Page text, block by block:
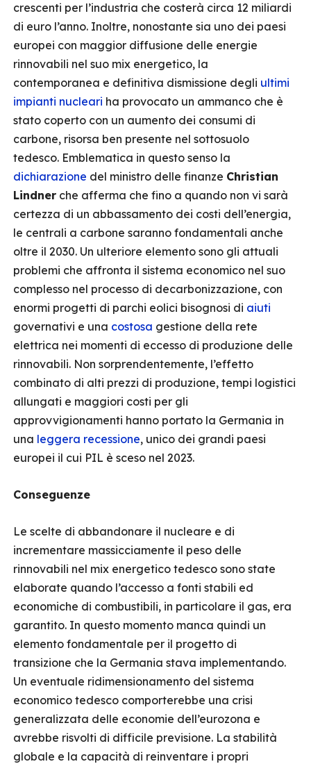
crescenti per l’industria che costerà circa 12 miliardi
di euro l’anno. Inoltre, nonostante sia uno dei paesi
europei con maggior diffusione delle energie
rinnovabili nel suo mix energetico, la
contemporanea e definitiva dismissione degli ultimi
impianti nucleari ha provocato un ammanco che è
stato coperto con un aumento dei consumi di
carbone, risorsa ben presente nel sottosuolo
tedesco. Emblematica in questo senso la
dichiarazione del ministro delle finanze Christian
Lindner che afferma che fino a quando non vi sarà
certezza di un abbassamento dei costi dell’energia,
le centrali a carbone saranno fondamentali anche
oltre il 2030. Un ulteriore elemento sono gli attuali
problemi che affronta il sistema economico nel suo
complesso nel processo di decarbonizzazione, con
enormi progetti di parchi eolici bisognosi di aiuti
governativi e una costosa gestione della rete
elettrica nei momenti di eccesso di produzione delle
rinnovabili. Non sorprendentemente, l’effetto
combinato di alti prezzi di produzione, tempi logistici
allungati e maggiori costi per gli
approvvigionamenti hanno portato la Germania in
una leggera recessione, unico dei grandi paesi
europei il cui PIL è sceso nel 2023.
Conseguenze
Le scelte di abbandonare il nucleare e di
incrementare massicciamente il peso delle
rinnovabili nel mix energetico tedesco sono state
elaborate quando l’accesso a fonti stabili ed
economiche di combustibili, in particolare il gas, era
garantito. In questo momento manca quindi un
elemento fondamentale per il progetto di
transizione che la Germania stava implementando.
Un eventuale ridimensionamento del sistema
economico tedesco comporterebbe una crisi
generalizzata delle economie dell’eurozona e
avrebbe risvolti di difficile previsione. La stabilità
globale e la capacità di reinventare i propri